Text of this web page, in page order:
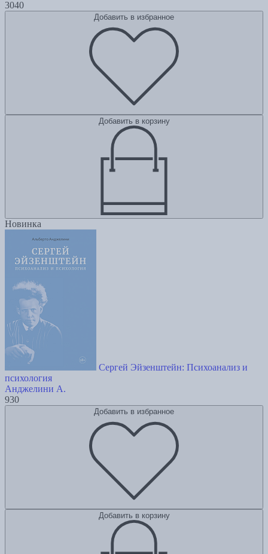
3040
Добавить в избранное
Добавить в корзину
Новинка
Сергей Эйзенштейн: Психоанализ и
психология
Анджелини А.
930
Добавить в избранное
Добавить в корзину